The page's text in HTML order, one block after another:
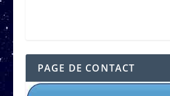
PAGE DE CONTACT